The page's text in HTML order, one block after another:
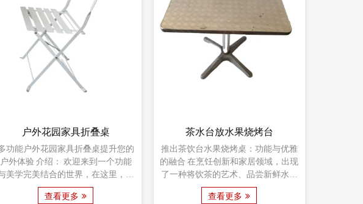
餐桌家用烧烤桌
推出家用餐桌烧烤桌：提升您的家庭
烹饪体验 在家庭用餐和户外休闲领
域，餐桌家庭烧烤桌成为您生活空间
的多功能且精致的补充。这款创新家
具经过精心制作，设计融合了功能性
查看更多
户外壁炉木制火坑
户外壁炉木制火坑简介：天上的约会
在温暖与氛围融为一体的户外聚会领
域，户外壁炉木制火坑成为了一件元
素杰作。
查看更多